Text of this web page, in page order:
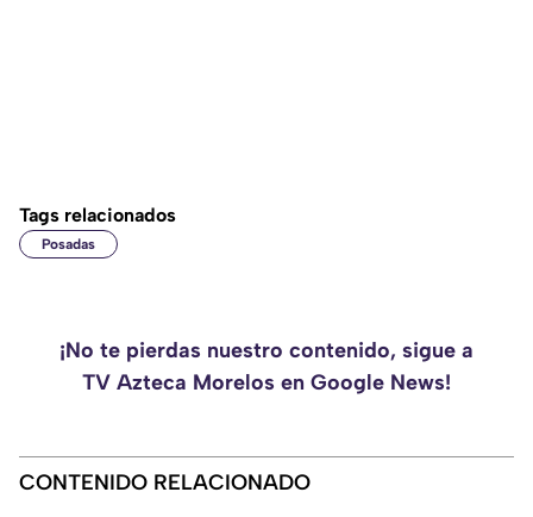
Tags relacionados
Posadas
¡No te pierdas nuestro contenido, sigue a
TV Azteca Morelos en Google News!
CONTENIDO RELACIONADO